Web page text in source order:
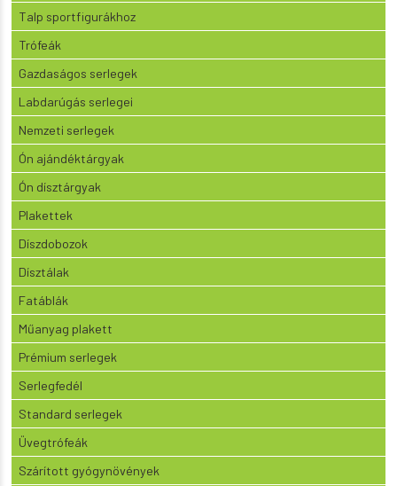
Talp sportfigurákhoz
Trófeák
Gazdaságos serlegek
Labdarúgás serlegei
Nemzeti serlegek
Ón ajándéktárgyak
Ón dísztárgyak
Plakettek
Díszdobozok
Dísztálak
Fatáblák
Műanyag plakett
Prémium serlegek
Serlegfedél
Standard serlegek
Üvegtrófeák
Szárított gyógynövények